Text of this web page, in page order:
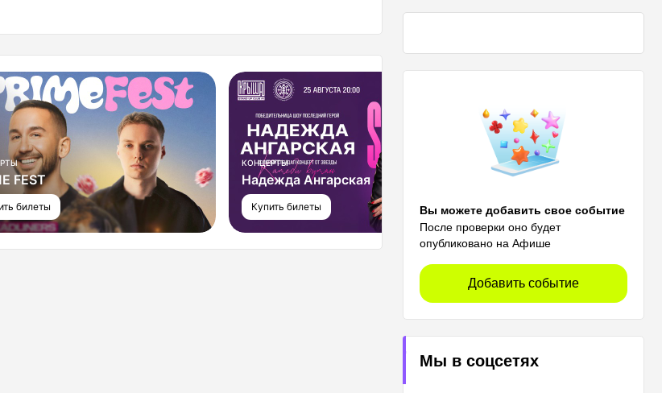
FEST
билеты
КОНЦЕРТЫ
Надежда Ангарская
Купить билеты
ВЕЧЕРИНКИ
SayinChella
Купить билеты
Вы можете добавить свое событие
После проверки оно будет
опубликовано на Афише
Добавить событие
Мы в соцсетях